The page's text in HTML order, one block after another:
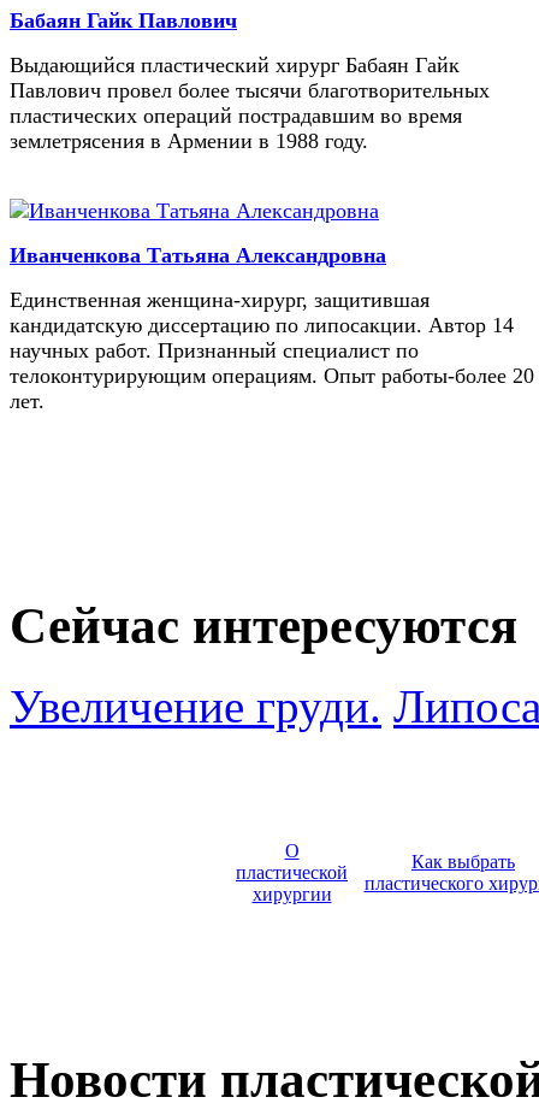
Бабаян Гайк Павлович
Выдающийся пластический хирург Бабаян Гайк
Павлович провел более тысячи благотворительных
пластических операций пострадавшим во время
землетрясения в Армении в 1988 году.
Иванченкова Татьяна Александровна
Единственная женщина-хирург, защитившая
кандидатскую диссертацию по липосакции. Автор 14
научных работ. Признанный специалист по
телоконтурирующим операциям. Опыт работы-более 20
лет.
Сейчас интересуются
Увеличение груди.
О
пластической
хирургии
Как выбрать
пластического
Новости